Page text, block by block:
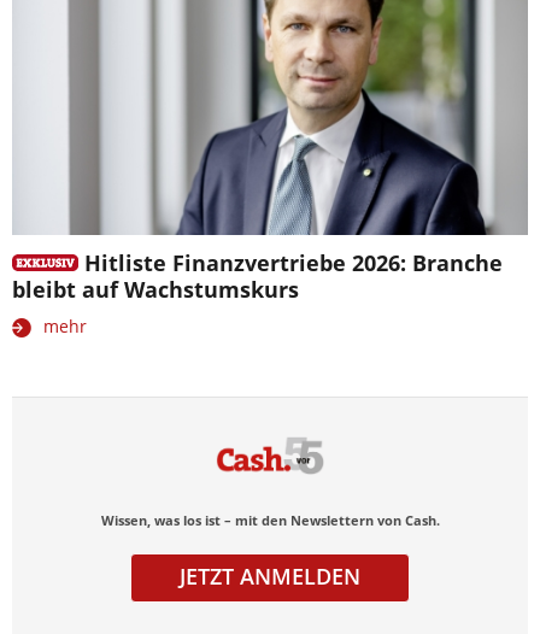
Hitliste Finanzvertriebe 2026: Branche
bleibt auf Wachstumskurs
mehr
Wissen, was los ist – mit den Newslettern von Cash.
JETZT ANMELDEN